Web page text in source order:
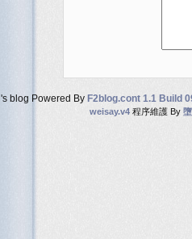
's blog Powered By F2blog.cont 1.1 Build
weisay.v4程序維護 By